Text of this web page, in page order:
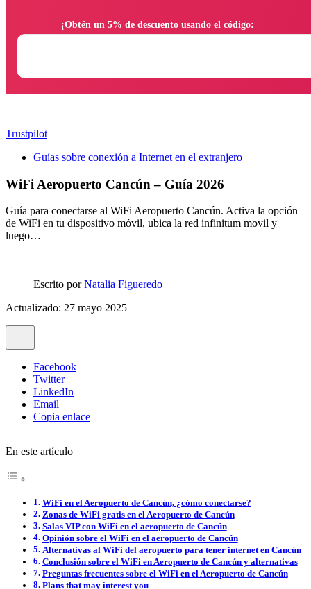
Trustpilot
Guías sobre conexión a Internet en el extranjero
WiFi Aeropuerto Cancún – Guía 2026
Guía para conectarse al WiFi Aeropuerto Cancún. Activa la opción
de WiFi en tu dispositivo móvil, ubica la red infinitum movil y
luego…
Escrito porNatalia Figueredo
Actualizado: 27 mayo 2025
Facebook
Twitter
LinkedIn
Email
Copia enlace
En este artículo
WiFi en el Aeropuerto de Cancún, ¿cómo conectarse?
Zonas de WiFi gratis en el Aeropuerto de Cancún
Salas VIP con WiFi en el aeropuerto de Cancún
Opinión sobre el WiFi en el aeropuerto de Cancún
Alternativas al WiFi del aeropuerto para tener internet en Cancún
Conclusión sobre el WiFi en Aeropuerto de Cancún y alternativas
Preguntas frecuentes sobre el WiFi en el Aeropuerto de Cancún
Plans that may interest you